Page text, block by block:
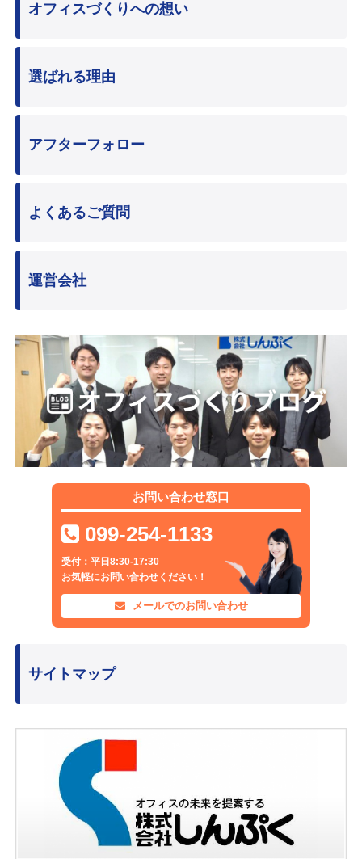
オフィスづくりへの想い
選ばれる理由
アフターフォロー
よくあるご質問
運営会社
お問い合わせ窓口
099-254-1133
受付：平日8:30-17:30
お気軽にお問い合わせください！
メールでのお問い合わせ
サイトマップ